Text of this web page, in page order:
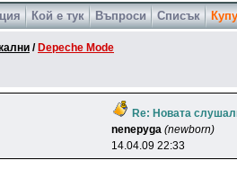
Кой е тук Въпроси Списък
/ Depeche Mode
Re: Новата
nenepyga (newborn)
14.04.09 22:33